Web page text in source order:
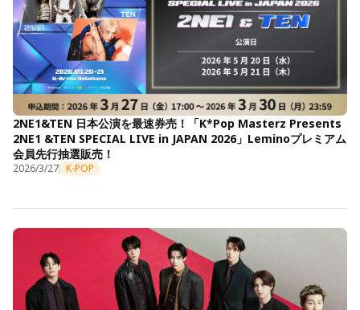
2NE1&TEN 日本公演を最速券売！「K*Pop Masterz Presents
2NE1 &TEN SPECIAL LIVE in JAPAN 2026」Leminoプレミアム
会員先行抽選販売！
2026/3/27 K-POP